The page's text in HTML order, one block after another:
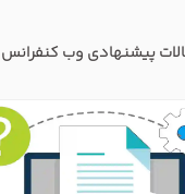
پیشنهادی وب کنفرانس